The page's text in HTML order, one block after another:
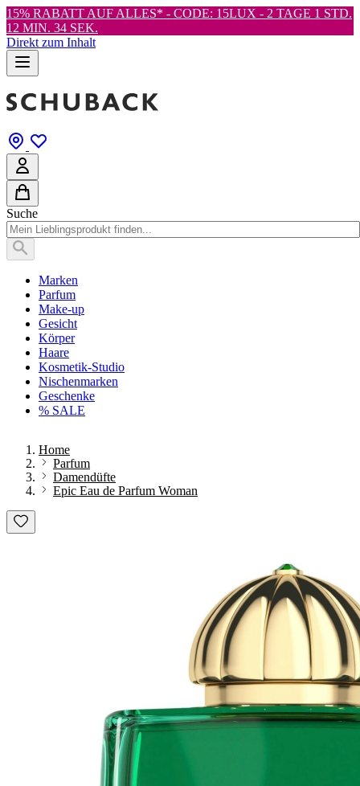
15% RABATT AUF ALLES* - CODE: 15LUX - 2 TAGE 1 STD.
12 MIN. 33 SEK.
Direkt zum Inhalt
Suche
Marken
Parfum
Make-up
Gesicht
Körper
Haare
Kosmetik-Studio
Nischenmarken
Geschenke
% SALE
Home
Parfum
Damendüfte
Epic Eau de Parfum Woman